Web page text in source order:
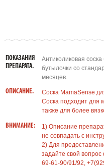
ПОКАЗАНИЯ
ПРЕПАРАТА.
Антиколиковая
бутылочки со
месяцев.
ОПИСАНИЕ.
Соска MamaSense
Соска подходит для
также для более
ВНИМАНИЕ:
1) Описание
не совпадать с
2) Для
задайте свой
69-61-90/91/92,